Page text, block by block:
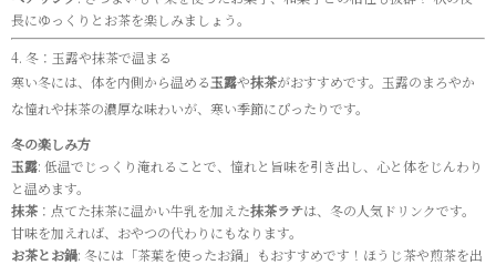
長にゆっくりとお茶を楽しみましょう。
4. 冬：玉露や抹茶で温まる
寒い冬には、体を内側から温める玉露や抹茶がおすすめです。玉露のまろやか
な憧れや抹茶の濃厚な味わいが、寒い季節にぴったりです。
冬の楽しみ方
玉露: 低温でじっくり淹れることで、憧れと旨味を引き出し、心と体をじんわり
と温めます。
抹茶 ：点てた抹茶に温かい牛乳を加えた抹茶ラテは、冬の人気ドリンクです。
甘味を加えれば、おやつの代わりにもなります。
お茶とお鍋: 冬には「茶葉を使ったお鍋」もおすすめです！ほうじ茶や煎茶を出